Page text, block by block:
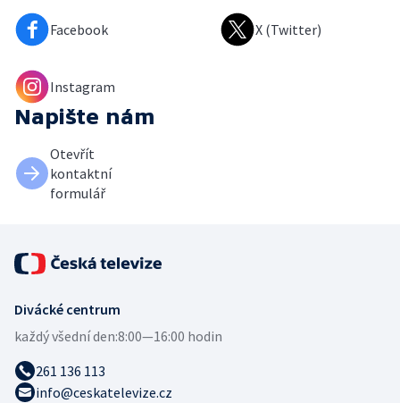
Facebook X (Twitter)
Instagram
Napište nám
Otevřít
kontaktní
formulář
Divácké centrum
každý všední den:8:00—16:00 hodin
261 136 113
info@ceskatelevize.cz